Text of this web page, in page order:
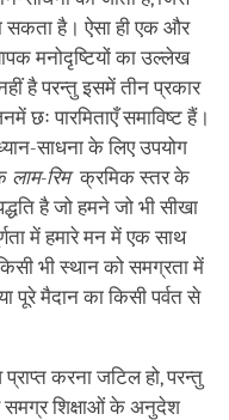
सकता है। ऐसा ही एक और
मनोदृष्टियों का उल्लेख
है परन्तु इसमें तीन प्रकार
पारमिताएँ समाविष्ट हैं।
साधना के लिए उपयोग
लाम-रिमक्रमिक स्तर के
है जो हमने जो भी सीखा
में हमारे मन में एक साथ
भी स्थान को समग्रता में
मैदान का किसी पर्वत से
करना जटिल हो, परन्तु
समग्र शिक्षाओं के अनुदेश